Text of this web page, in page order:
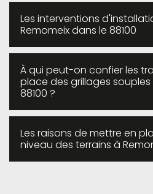
Les interventions
Remomeix dans le 88100
À qui peut-on confier les
place des grillages souples
88100 ?
Les raisons de mettre en
niveau des terrains à